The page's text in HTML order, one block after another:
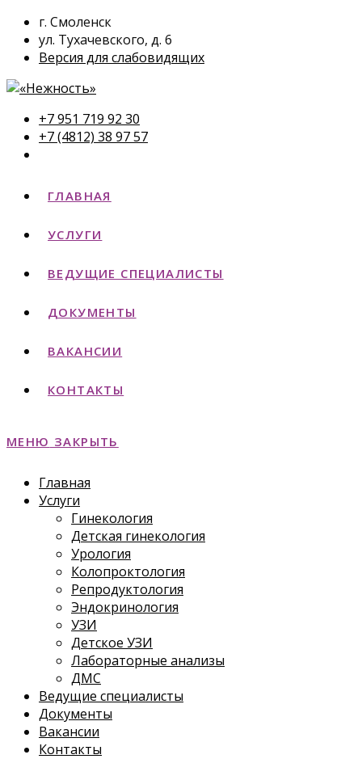
г. Смоленск
ул. Тухачевского, д. 6
Версия для слабовидящих
+7 951 719 92 30
+7 (4812) 38 97 57
ГЛАВНАЯ
УСЛУГИ
ВЕДУЩИЕ СПЕЦИАЛИСТЫ
ДОКУМЕНТЫ
ВАКАНСИИ
КОНТАКТЫ
МЕНЮ ЗАКРЫТЬ
Главная
Услуги
Гинекология
Детская гинекология
Урология
Колопроктология
Репродуктология
Эндокринология
УЗИ
Детское УЗИ
Лабораторные анализы
ДМС
Ведущие специалисты
Документы
Вакансии
Контакты